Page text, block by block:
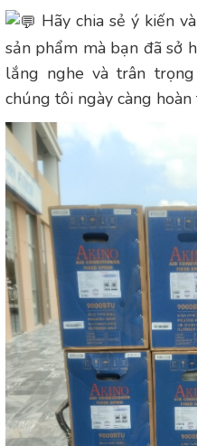
Hãy chia sẻ ý kiến
sản phẩm mà bạn đã sở
lắng nghe và trân
chúng tôi ngày càng hoàn